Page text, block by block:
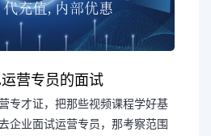
营专员的面试
专才证，把那些视频课程学好基
企业面试运营专员，那考察范围